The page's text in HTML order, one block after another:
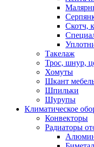
Скотч,
Такелаж
Трос, шнур,
Хомуты
Шкант
Шпильки
Шурупы
Климатическое
Конвекторы
Радиаторы